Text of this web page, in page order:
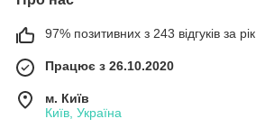
97% позитивних з 243 відгуків за рік
Працює з 26.10.2020
м. Київ
Київ, Україна